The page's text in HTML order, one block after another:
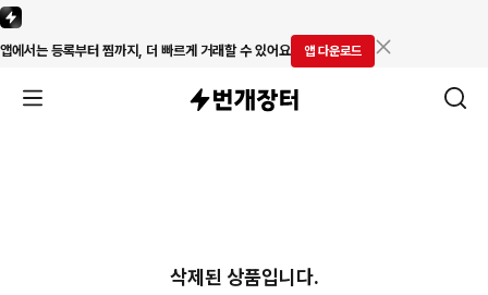
앱에서는 등록부터 찜까지, 더 빠르게 거래할 수 있어요 앱 다운로드
삭제된 상품입니다.